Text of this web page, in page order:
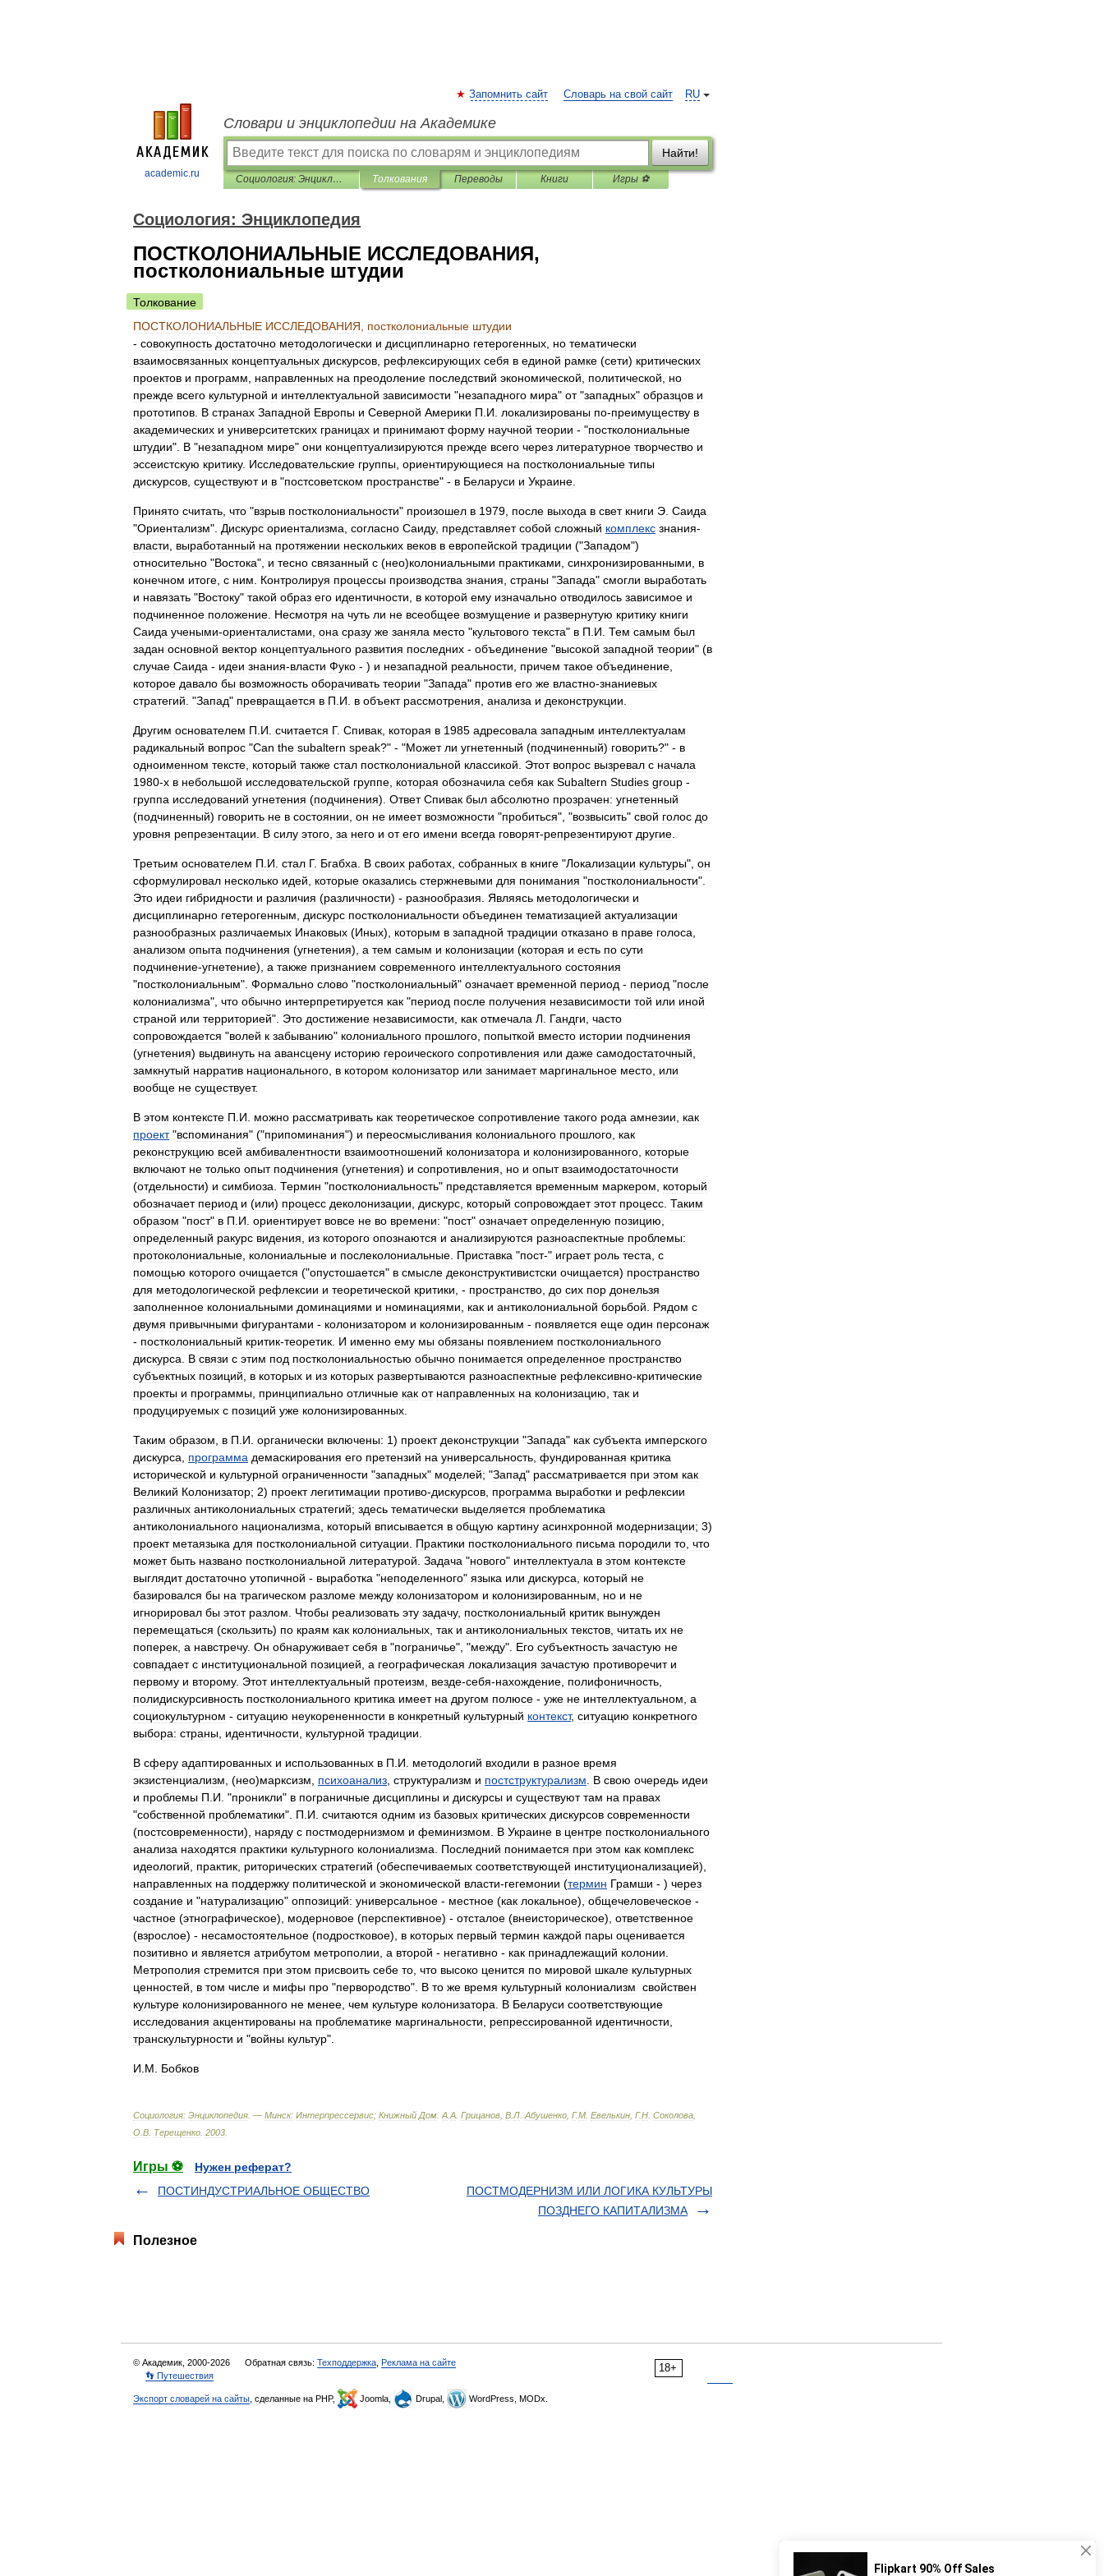
academic.ru
RU
Запомнить сайт Словарь на свой сайт
Словари и энциклопедии на Академике
Найти!
Социология: Энциклопедия Толкования Переводы Книги Игры ⚽
Социология: Энциклопедия
ПОСТКОЛОНИАЛЬНЫЕ ИССЛЕДОВАНИЯ,
постколониальные штудии
Толкование
ПОСТКОЛОНИАЛЬНЫЕ ИССЛЕДОВАНИЯ постколониальные штудии
- совокупность достаточно методологически и дисциплинарно гетерогенных но тематически
взаимосвязанных концептуальных дискурсов рефлексирующих себя в единой рамке (сети) критических
проектов и программ направленных на преодоление последствий экономической политической
но
прежде всего культурной и интеллектуальной зависимости "незападного мира" от"западных" образцов и
прототипов В странах Западной Европы и Северной Америки П И локализированы по-преимуществу в
академических и университетских границах и принимают форму научной теории - "постколониальные
штудии". В "незападном мире" они концептуализируются прежде всего через литературное творчество и
эссеистскую критику. Исследовательские группы ориентирующиеся на постколониальные типы
дискурсов существуют и в "постсоветском пространстве" - в Беларуси и Украине
Принято считать что "взрыв постколониальности" произошел в 1979 после выхода в свет книги Э Саида
"Ориентализм". Дискурс ориентализма согласно Саиду, представляет собой сложный комплекс знания-
власти
выработанный на протяжении нескольких веков в европейской традиции ("Западом")
относительно "Востока", и тесно связанный с (нео)колониальными практиками синхронизированными
в
конечном итоге с ним Контролируя процессы производства знания страны "Запада" смогли выработать
и навязать "Востоку" такой образ его идентичности в которой ему изначально отводилось зависимое и
подчиненное положение Несмотря на чуть ли не всеобщее возмущение и развернутую критику книги
Саида учеными-ориенталистами она сразу же заняла место "культового текста" в П И Тем самым был
задан основной вектор концептуального развития последних - объединение "высокой западной теории" (в
случае Саида - идеи знания-власти Фуко - ) и незападной реальности причем такое объединение
которое давало бы возможность оборачивать теории "Запада" против его же властно-знаниевых
стратегий . "Запад" превращается в П И в объект рассмотрения анализа и деконструкции
Другим основателем П И считается Г. Спивак которая в 1985 адресовала западным интеллектуалам
радикальный вопрос "Can the subaltern speak?" - "Может ли угнетенный (подчиненный) говорить?" - в
одноименном тексте который также стал постколониальной классикой Этот вопрос вызревал с начала
1980-х в небольшой исследовательской группе которая обозначила себя как Subaltern Studies group -
группа исследований угнетения (подчинения). Ответ Спивак был абсолютно прозрачен: угнетенный
(подчиненный) говорить не в состоянии он не имеет возможности "пробиться", "возвысить" свой голос до
уровня репрезентации В силу этого за него и от его имени всегда говорят-репрезентируют другие
Третьим основателем П И стал Г. Бгабха В своих работах собранных в книге "Локализации культуры", он
сформулировал несколько идей которые оказались стержневыми для понимания "постколониальности".
Это идеи гибридности и различия (различности) - разнообразия Являясь методологически и
дисциплинарно гетерогенным дискурс постколониальности объединен тематизацией актуализации
разнообразных различаемых Инаковых (Иных), которым в западной традиции отказано в праве голоса
анализом опыта подчинения (угнетения), а тем самым и колонизации (которая и есть по сути
подчинение-угнетение), а также признанием современного интеллектуального состояния
"постколониальным". Формально слово "постколониальный" означает временной период - период "после
колониализма", что обычно интерпретируется как "период после получения независимости той или иной
страной или территорией". Это достижение независимости как отмечала Л Гандги часто
сопровождается "волей к забыванию" колониального прошлого попыткой вместо истории подчинения
(угнетения) выдвинуть на авансцену историю героического сопротивления или даже самодостаточный
замкнутый нарратив национального в котором колонизатор или занимает маргинальное место или
вообще не существует.
В этом контексте П И можно рассматривать как теоретическое сопротивление такого рода амнезии
как
проект"вспоминания" ("припоминания") и переосмысливания колониального прошлого как
реконструкцию всей амбивалентности взаимоотношений колонизатора и колонизированного которые
включают не только опыт подчинения (угнетения) и сопротивления но и опыт взаимодостаточности
(отдельности) и симбиоза Термин "постколониальность" представляется временным маркером
который
обозначает период и (или) процесс деколонизации дискурс который сопровождает этот процесс Таким
образом "пост" в П И ориентирует вовсе не во времени: "пост" означает определенную позицию
определенный ракурс видения из которого опознаются и анализируются разноаспектные проблемы:
протоколониальные колониальные и послеколониальные Приставка "пост-" играет роль теста с
помощью которого очищается ("опустошается" в смысле деконструктивистски очищается) пространство
для методологической рефлексии и теоретической критики , - пространство до сих пор донельзя
заполненное колониальными доминациями и номинациями как и антиколониальной борьбой Рядом с
двумя привычными фигурантами - колонизатором и колонизированным - появляется еще один персонаж
- постколониальный критик-теоретик И именно ему мы обязаны появлением постколониального
дискурса
В связи с этим под постколониальностью обычно понимается определенное пространство
субъектных позиций в которых и из которых развертываются разноаспектные рефлексивно-критические
проекты и программы принципиально отличные как от направленных на колонизацию так и
продуцируемых с позиций уже колонизированных
Таким образом в П И органически включены: 1) проект деконструкции "Запада" как субъекта имперского
дискурса
программа демаскирования его претензий на универсальность фундированная критика
исторической и культурной ограниченности "западных" моделей; "Запад" рассматривается при этом как
Великий Колонизатор; 2) проект легитимации противо-дискурсов программа выработки и рефлексии
различных антиколониальных стратегий; здесь тематически выделяется проблематика
антиколониального национализма который вписывается в общую картину асинхронной модернизации; 3)
проект метаязыка для постколониальной ситуации Практики постколониального письма породили то что
может быть названо постколониальной литературой Задача "нового" интеллектуала в этом контексте
выглядит достаточно утопичной - выработка "неподеленного" языка или дискурса который не
базировался бы на трагическом разломе между колонизатором и колонизированным но и не
игнорировал бы этот разлом Чтобы реализовать эту задачу, постколониальный критик вынужден
перемещаться (скользить) по краям как колониальных так и антиколониальных текстов читать их не
поперек а навстречу. Он обнаруживает себя в "пограничье", "между". Его субъектность зачастую не
совпадает с институциональной позицией а географическая локализация зачастую противоречит и
первому и второму. Этот интеллектуальный протеизм везде-себя-нахождение полифоничность
полидискурсивность постколониального критика имеет на другом полюсе - уже не интеллектуальном а
социокультурном - ситуацию неукорененности в конкретный культурный контекст, ситуацию конкретного
выбора: страны идентичности культурной традиции
В сферу адаптированных и использованных в П И методологий входили в разное время
экзистенциализм , (нео)марксизм психоанализ структурализм и постструктурализм В свою очередь идеи
и проблемы П И . "проникли" в пограничные дисциплины и дискурсы и существуют там на правах
"собственной проблематики". П И считаются одним из базовых критических дискурсов современности
(постсовременности), наряду с постмодернизмом и феминизмом В Украине в центре постколониального
анализа находятся практики культурного колониализма Последний понимается при этом как комплекс
идеологий
практик риторических стратегий (обеспечиваемых соответствующей институционализацией),
направленных на поддержку политической и экономической власти-гегемонии (термин Грамши - ) через
создание и "натурализацию" оппозиций: универсальное - местное (как локальное), общечеловеческое -
частное (этнографическое), модерновое (перспективное) - отсталое (внеисторическое), ответственное
(взрослое) - несамостоятельное (подростковое), в которых первый термин каждой пары оценивается
позитивно и является атрибутом метрополии а второй - негативно - как принадлежащий колонии
Метрополия стремится при этом присвоить себе то что высоко ценится по мировой шкале культурных
ценностей
в том числе и мифы про "первородство". В то же время культурный колониализм свойствен
культуре колонизированного не менее чем культуре колонизатора В Беларуси соответствующие
исследования акцентированы на проблематике маргинальности репрессированной идентичности
транскультурности и "войны культур".
И М Бобков
Социология: Энциклопедия . — Минск: Интерпрессервис; Книжный Дом А А Грицанов В Л Абушенко Г.М Евелькин Г.Н Соколова
О В Терещенко 2003
Игры ⚽
Нужен реферат?
ПОСТИНДУСТРИАЛЬНОЕ ОБЩЕСТВО
ПОСТМОДЕРНИЗМ ИЛИ ЛОГИКА КУЛЬТУРЫ
ПОЗДНЕГО КАПИТАЛИЗМА
Полезное
18+
© Академик, 2000-2026 Обратная связь: Техподдержка Реклама на сайте
👣 Путешествия
Экспорт словарей на сайты , сделанные на PHP, Joomla, Drupal, WordPress, MODx.